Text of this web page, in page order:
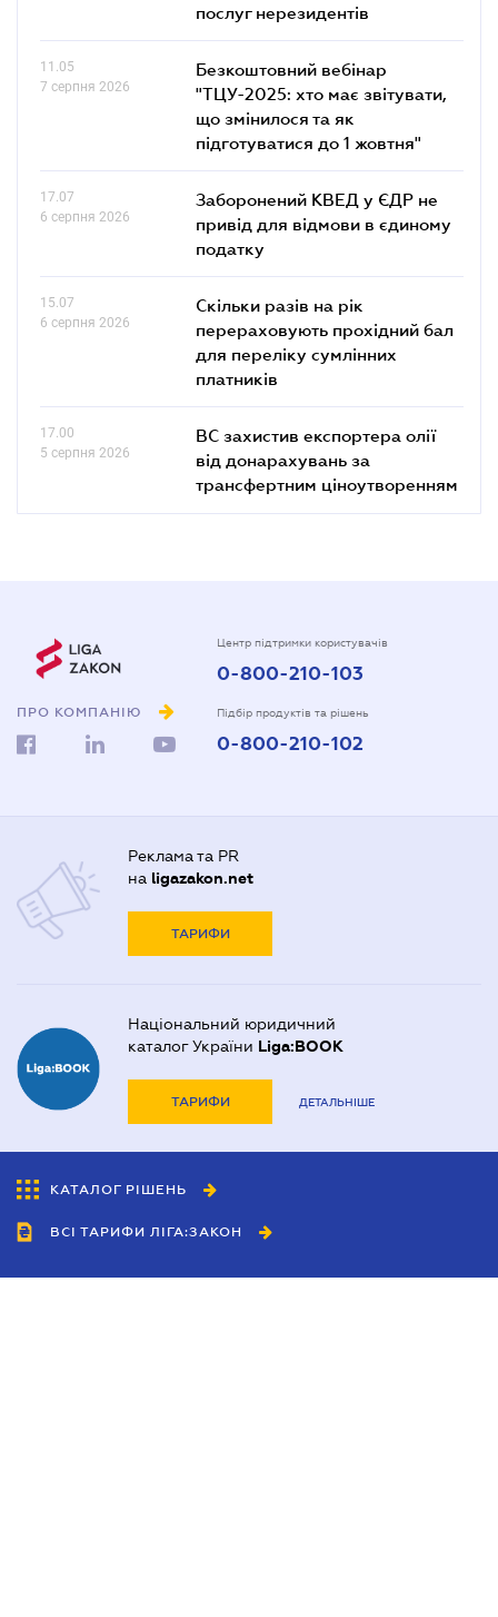
послуг нерезидентів
11.05
7 серпня 2026
Безкоштовний вебінар
"ТЦУ-2025: хто має звітувати,
що змінилося та як
підготуватися до 1 жовтня"
17.07
6 серпня 2026
Заборонений КВЕД у ЄДР не
привід для відмови в єдиному
податку
15.07
6 серпня 2026
Скільки разів на рік
перераховують прохідний бал
для переліку сумлінних
платників
17.00
5 серпня 2026
ВС захистив експортера олії
від донарахувань за
трансфертним ціноутворенням
ПРО КОМПАНІЮ
Центр підтримки користувачів
0-800-210-103
Підбір продуктів та рішень
0-800-210-102
Реклама та PR
на ligazakon.net
ТАРИФИ
Національний юридичний
каталог України Liga:BOOK
ТАРИФИ ДЕТАЛЬНІШЕ
КАТАЛОГ РІШЕНЬ
ВСІ ТАРИФИ ЛІГА:ЗАКОН